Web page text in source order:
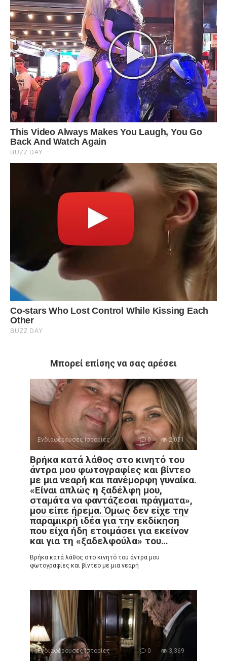
Μπορεί επίσης να σας αρέσει
Ενδιαφέρουσες Ιστορίες 0 2,051
Βρήκα κατά λάθος στο κινητό του
άντρα μου φωτογραφίες και βίντεο
με μια νεαρή και πανέμορφη γυναίκα.
«Είναι απλώς η ξαδέλφη μου,
σταμάτα να φαντάζεσαι πράγματα»,
μου είπε ήρεμα. Όμως δεν είχε την
παραμικρή ιδέα για την εκδίκηση
που είχα ήδη ετοιμάσει για εκείνον
και για τη «ξαδελφούλα» του…
Βρήκα κατά λάθος στο κινητό του άντρα μου
φωτογραφίες και βίντεο με μια νεαρή
Ενδιαφέρουσες Ιστορίες 0 3,369